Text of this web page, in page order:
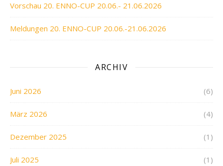
Vorschau 20. ENNO-CUP 20.06.- 21.06.2026
Meldungen 20. ENNO-CUP 20.06.-21.06.2026
ARCHIV
Juni 2026 (6)
März 2026 (4)
Dezember 2025 (1)
Juli 2025 (1)